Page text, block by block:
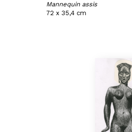
Mannequin assis
72 x 35,4 cm